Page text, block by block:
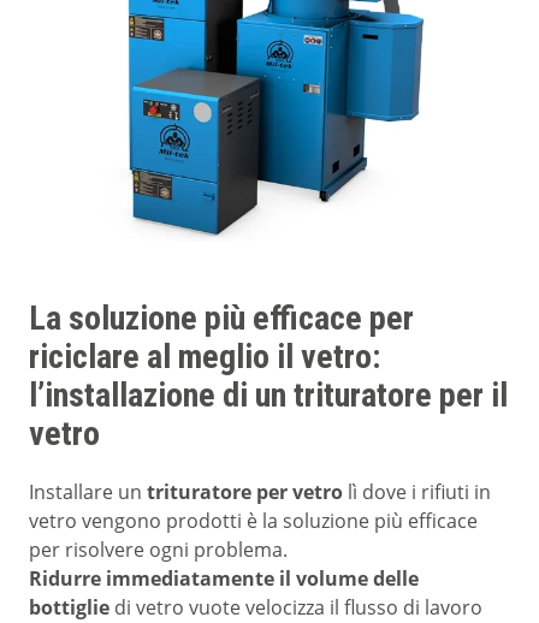
La soluzione più efficace per
riciclare al meglio il vetro:
l’installazione di un trituratore per il
vetro
Installare un trituratore per vetro lì dove i rifiuti in
vetro vengono prodotti è la soluzione più efficace
per risolvere ogni problema.
Ridurre immediatamente il volume delle
bottiglie di vetro vuote velocizza il flusso di lavoro